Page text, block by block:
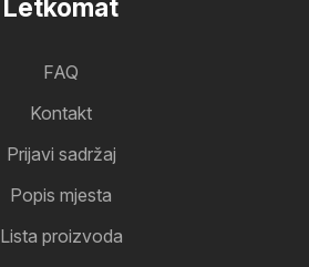
Letkomat
FAQ
Kontakt
Prijavi sadržaj
Popis mjesta
Lista proizvoda